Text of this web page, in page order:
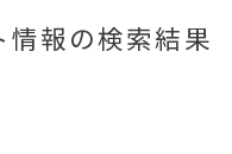
報の検索結果